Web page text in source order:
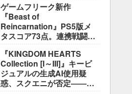
ゲームフリーク新作
『Beast of
Reincarnation』PS5版メ
タスコア73点。連携戦闘は
き”には不満
『KINGDOM HEARTS
Collection [I～III]』キービ
ジュアルの生成AI使用疑
惑、スクエニが否定――不